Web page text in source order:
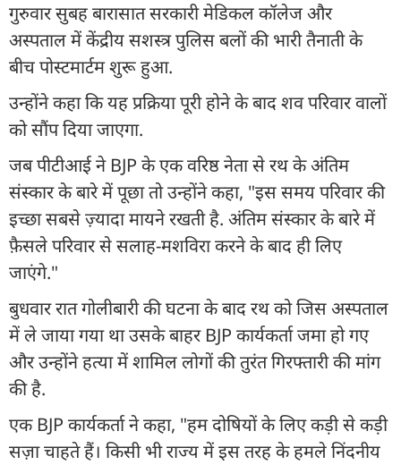
गुरुवार सुबह बारासात सरकारी मेडिकल कॉलेज और
अस्पताल में केंद्रीय सशस्त्र पुलिस बलों की भारी तैनाती के
बीच पोस्टमार्टम शुरू हुआ.
उन्होंने कहा कि यह प्रक्रिया पूरी होने के बाद शव परिवार वालों
को सौंप दिया जाएगा.
जब पीटीआई ने BJP के एक वरिष्ठ नेता से रथ के अंतिम
संस्कार के बारे में पूछा तो उन्होंने कहा, "इस समय परिवार की
इच्छा सबसे ज़्यादा मायने रखती है. अंतिम संस्कार के बारे में
फ़ैसले परिवार से सलाह-मशविरा करने के बाद ही लिए
जाएंगे."
बुधवार रात गोलीबारी की घटना के बाद रथ को जिस अस्पताल
में ले जाया गया था उसके बाहर BJP कार्यकर्ता जमा हो गए
और उन्होंने हत्या में शामिल लोगों की तुरंत गिरफ्तारी की मांग
की है.
एक BJP कार्यकर्ता ने कहा, "हम दोषियों के लिए कड़ी से कड़ी
सज़ा चाहते हैं। किसी भी राज्य में इस तरह के हमले निंदनीय